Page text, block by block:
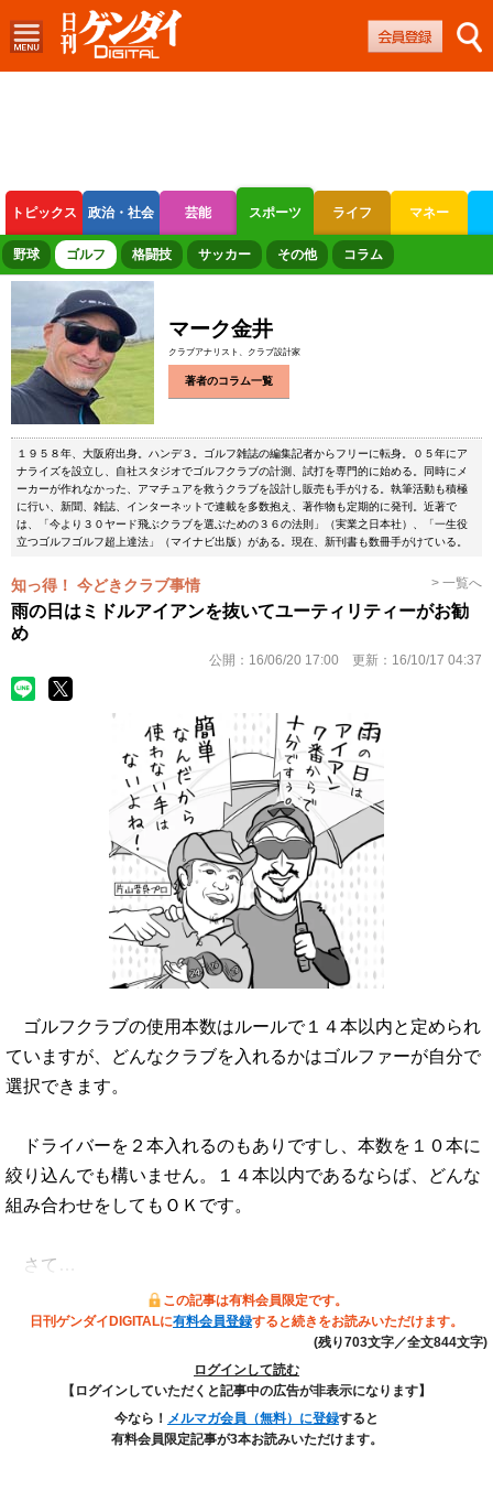
トピックス 政治・社会 芸能 スポーツ ライフ マネー
ボートレース 競輪 オートレース
野球 ゴルフ 格闘技 サッカー その他 コラム
マーク金井
クラブアナリスト、クラブ設計家
著者のコラム一覧
１９５８年、大阪府出身。ハンデ３。ゴルフ雑誌の編集記者からフリーに転身。０５年にア
ナライズを設立し、自社スタジオでゴルフクラブの計測、試打を専門的に始める。同時にメ
ーカーが作れなかった、アマチュアを救うクラブを設計し販売も手がける。執筆活動も積極
に行い、新聞、雑誌、インターネットで連載を多数抱え、著作物も定期的に発刊。近著で
は、「今より３０ヤード飛ぶクラブを選ぶための３６の法則」（実業之日本社）、「一生役
立つゴルフゴルフ超上達法」（マイナビ出版）がある。現在、新刊書も数冊手がけている。
知っ得！ 今どきクラブ事情 > 一覧へ
雨の日はミドルアイアンを抜いてユーティリティーがお勧
め
公開： 16/06/20 17:00 更新： 16/10/17 04:37
ゴルフクラブの使用本数はルールで１４本以内と定められ
ていますが、どんなクラブを入れるかはゴルファーが自分で
選択できます。
ドライバーを２本入れるのもありですし、本数を１０本に
絞り込んでも構いません。１４本以内であるならば、どんな
組み合わせをしてもＯＫです。
さて…
この記事は有料会員限定です。
日刊ゲンダイDIGITALに有料会員登録すると続きをお読みいただけます。
(残り703文字／全文844文字)
ログインして読む
【ログインしていただくと記事中の広告が非表示になります】
今なら！ メルマガ会員（無料）に登録すると
有料会員限定記事が3本お読みいただけます。